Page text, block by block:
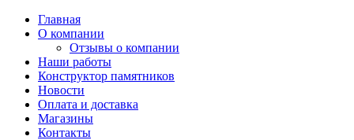
Главная
О компании
Отзывы о компании
Наши работы
Конструктор памятников
Новости
Оплата и доставка
Магазины
Контакты